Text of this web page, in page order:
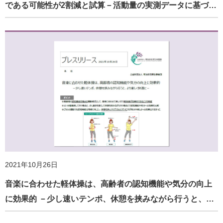
参加率97%！オンライン×毎朝短時間で楽しく運動継続 －
高齢者向けオンライン健康づくりシステムに関する研究…
である可能性が2割減と試算－活動量の実測データに基づ…
2021年10月26日
音楽に合わせた軽体操は、高齢者の認知機能や気分の向上
に効果的 －少し速いテンポ、休憩を挟みながら行うと、…